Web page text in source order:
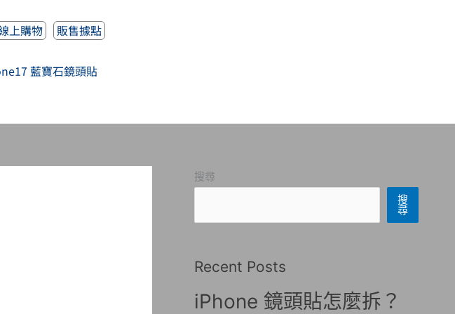
上購物 販售據點
藍寶石鏡頭貼
搜尋
搜
尋
Recent Posts
iPhone 鏡頭貼怎麼拆？